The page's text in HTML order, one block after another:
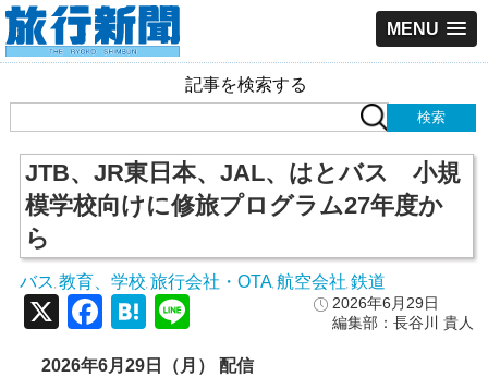
MENU
記事を検索する
JTB、JR東日本、JAL、はとバス 小規
模学校向けに修旅プログラム27年度か
ら
バス 教育、学校 旅行会社・OTA, 航空会社 鉄道
2026年6月29日
編集部：長谷川 貴人
X Facebook
Hatena
2026年6月29日（月） 配信